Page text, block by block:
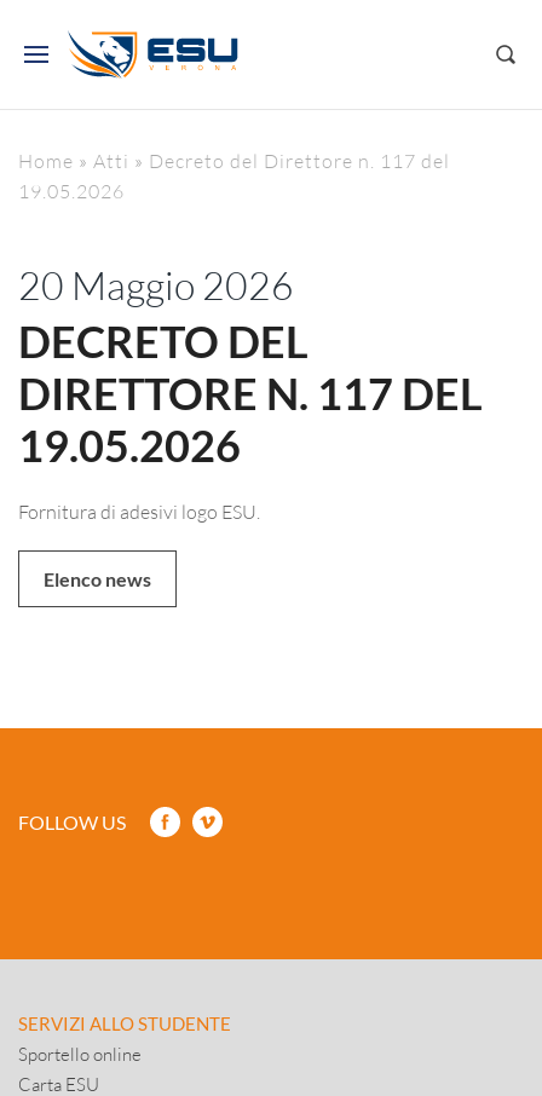
Home » Atti » Decreto del Direttore n. 117 del
19.05.2026
20 Maggio 2026
DECRETO DEL
DIRETTORE N. 117 DEL
19.05.2026
Fornitura di adesivi logo ESU.
Elenco news
FOLLOW US
SERVIZI ALLO STUDENTE
Sportello online
Carta ESU